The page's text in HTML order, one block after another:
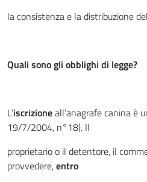
la consistenza e la distribuzione
Quali sono gli obblighi di legge?
L’iscrizioneall’anagrafe canina è
19/7/2004, n°18). Il
proprietario o il detentore, il
provvedere,entro